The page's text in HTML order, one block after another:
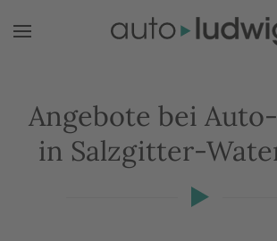
Angebote bei
in Salzgitter-